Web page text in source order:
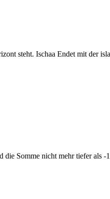
steht. Ischaa Endet mit der
Somme nicht mehr tiefer als -